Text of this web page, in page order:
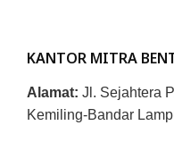
KANTOR MITRA
Alamat: Jl. Sejahtera
Kemiling-Bandar